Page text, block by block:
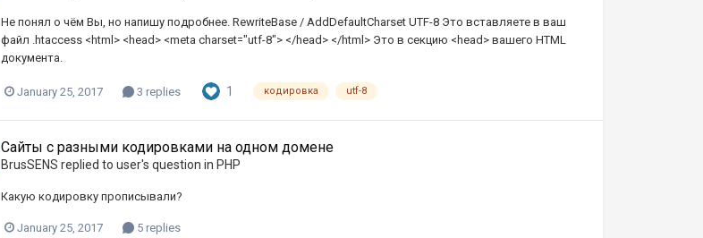
Не понял о чём Вы, но напишу подробнее. RewriteBase / AddDefaultCharset UTF-8 Это вставляете в ваш
файл .htaccess <html> <head> <meta charset="utf-8"> </head> </html> Это в секцию <head> вашего HTML
документа.
January 25, 2017 3 replies 1 кодировка utf-8
Сайты с разными кодировками на одном домене
BrusSENS replied to user's question in PHP
Какую кодировку прописывали?
January 25, 2017 5 replies